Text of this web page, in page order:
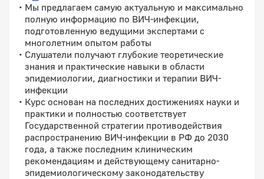
Мы предлагаем самую актуальную и максимально
полную информацию по ВИЧ-инфекции,
подготовленную ведущими экспертами с
многолетним опытом работы
Слушатели получают глубокие теоретические
знания и практические навыки в области
эпидемиологии, диагностики и терапии ВИЧ-
инфекции
Курс основан на последних достижениях науки и
практики и полностью соответствует
Государственной стратегии противодействия
распространению ВИЧ-инфекции в РФ до 2030
года, а также последним клиническим
рекомендациям и действующему санитарно-
эпидемиологическому законодательству